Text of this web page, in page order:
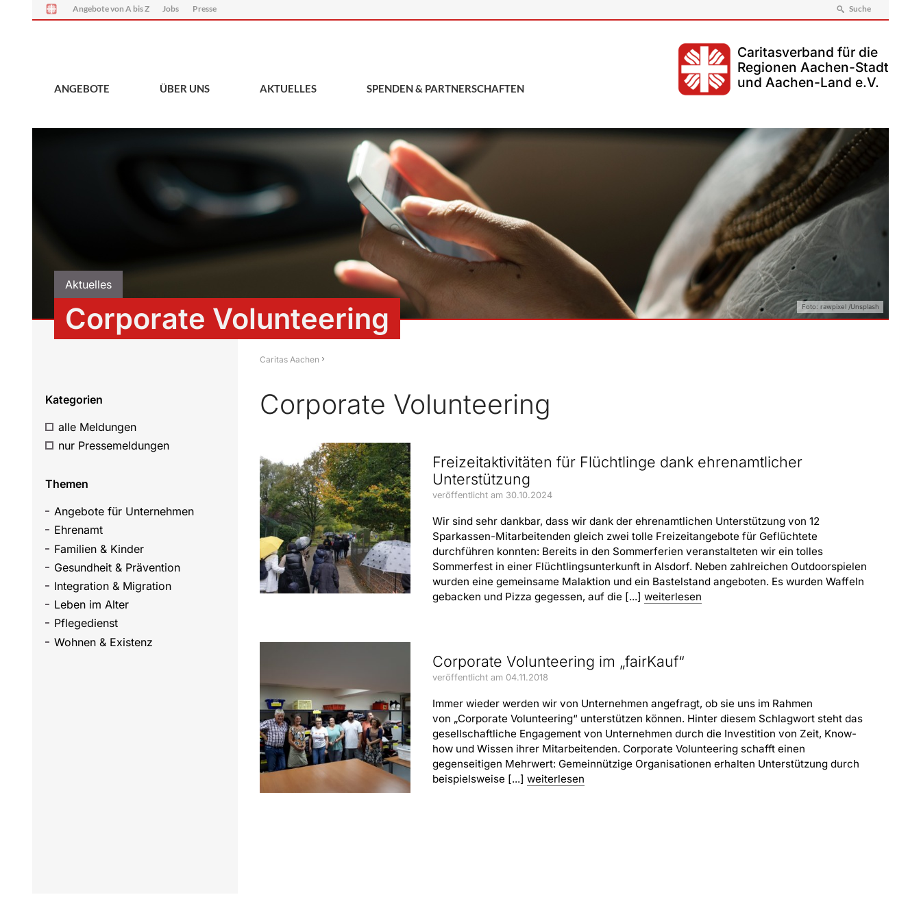
Angebote von A bis Z Jobs Presse Suche
Caritasverband für die
Regionen Aachen-Stadt
und Aachen-Land e.V.
ANGEBOTE ÜBER UNS AKTUELLES SPENDEN & PARTNERSCHAFTEN
Aktuelles
Corporate Volunteering Foto: rawpixel /Unsplash
Kategorien
alle Meldungen
nur Pressemeldungen
Themen
Angebote für Unternehmen
Ehrenamt
Familien & Kinder
Gesundheit & Prävention
Integration & Migration
Leben im Alter
Pflegedienst
Wohnen & Existenz
Caritas Aachen
Corporate Volunteering
Freizeitaktivitäten für Flüchtlinge dank ehrenamtlicher
Unterstützung
veröffentlicht am 30.10.2024
Wir sind sehr dankbar, dass wir dank der ehrenamtlichen Unterstützung von 12
Sparkassen-Mitarbeitenden gleich zwei tolle Freizeitangebote für Geflüchtete
durchführen konnten: Bereits in den Sommerferien veranstalteten wir ein tolles
Sommerfest in einer Flüchtlingsunterkunft in Alsdorf. Neben zahlreichen Outdoorspielen
wurden eine gemeinsame Malaktion und ein Bastelstand angeboten. Es wurden Waffeln
gebacken und Pizza gegessen, auf die [...] weiterlesen
Corporate Volunteering im „fairKauf“
veröffentlicht am 04.11.2018
Immer wieder werden wir von Unternehmen angefragt, ob sie uns im Rahmen
von „Corporate Volunteering“ unterstützen können. Hinter diesem Schlagwort steht das
gesellschaftliche Engagement von Unternehmen durch die Investition von Zeit, Know-
how und Wissen ihrer Mitarbeitenden. Corporate Volunteering schafft einen
gegenseitigen Mehrwert: Gemeinnützige Organisationen erhalten Unterstützung durch
beispielsweise [...] weiterlesen